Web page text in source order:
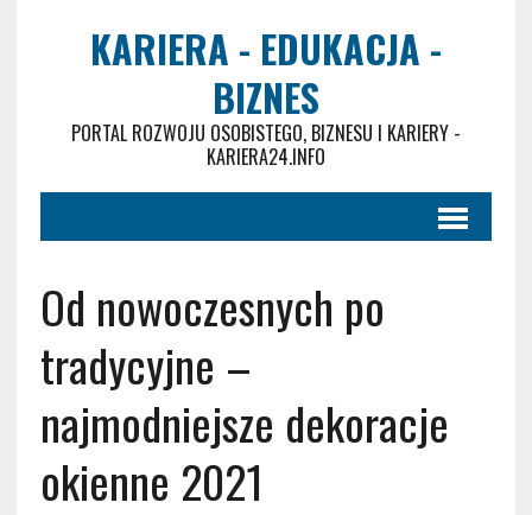
KARIERA - EDUKACJA -
BIZNES
PORTAL ROZWOJU OSOBISTEGO, BIZNESU I KARIERY -
KARIERA24.INFO
Od nowoczesnych po
tradycyjne –
najmodniejsze dekoracje
okienne 2021